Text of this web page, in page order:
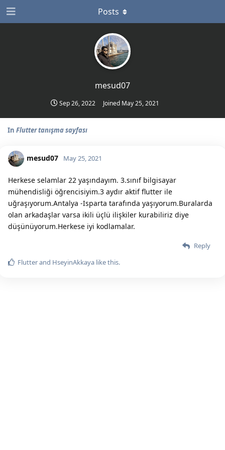
mesud07
Sep 26, 2022 Joined May 25, 2021
Posts
In Flutter tanışma sayfası
mesud07 May 25, 2021
Herkese selamlar 22 yaşındayım. 3.sınıf bilgisayar
mühendisliği öğrencisiyim.3 aydır aktif flutter ile
uğraşıyorum.Antalya -Isparta tarafında yaşıyorum.Buralarda
olan arkadaşlar varsa ikili üçlü ilişkiler kurabiliriz diye
düşünüyorum.Herkese iyi kodlamalar.
Reply
Flutterand HseyinAkkaya like this.